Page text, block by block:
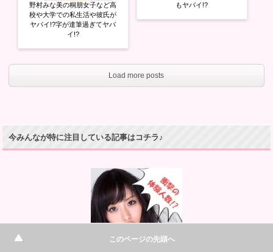
野村みな美の桐朋女子など高
校や大学での私生活や彼氏が
ヤバイ!?字が達筆過ぎてヤバ
イ!?
もヤバイ!?
Load more posts
今みんなが特に注目している記事はコチラ♪
このページの先頭へ